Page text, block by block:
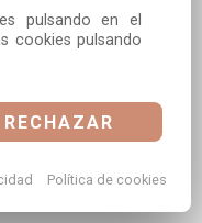
pulsando en el
cookies pulsando
RECHAZAR
Política de cookies